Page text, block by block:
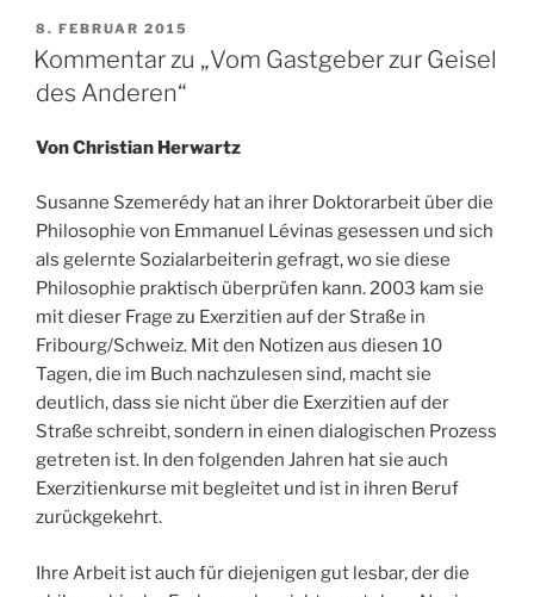
VERÖFFENTLICHT
AM
8. FEBRUAR 2015
Kommentar zu „Vom Gastgeber zur Geisel
des Anderen“
Von Christian Herwartz
Susanne Szemerédy hat an ihrer Doktorarbeit über die
Philosophie von Emmanuel Lévinas gesessen und sich
als gelernte Sozialarbeiterin gefragt, wo sie diese
Philosophie praktisch überprüfen kann. 2003 kam sie
mit dieser Frage zu Exerzitien auf der Straße in
Fribourg/Schweiz. Mit den Notizen aus diesen 10
Tagen, die im Buch nachzulesen sind, macht sie
deutlich, dass sie nicht über die Exerzitien auf der
Straße schreibt, sondern in einen dialogischen Prozess
getreten ist. In den folgenden Jahren hat sie auch
Exerzitienkurse mit begleitet und ist in ihren Beruf
zurückgekehrt.
Ihre Arbeit ist auch für diejenigen gut lesbar, der die